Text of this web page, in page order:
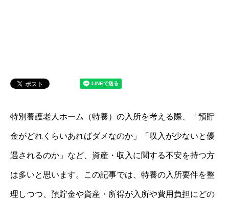
特別養護老人ホーム（特養）の入所を考える際、「預貯
金がどれくらいあればダメなのか」「収入が少ないと優
遇されるのか」など、資産・収入に関する不安を持つ方
は多いと思います。この記事では、特養の入所要件を整
理しつつ、預貯金や資産・所得が入所や費用負担にどの